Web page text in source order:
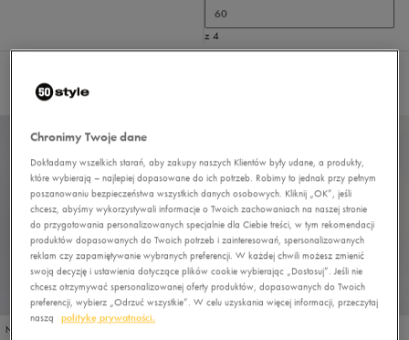
60
z 4
NEW BALANCE GW500V2
PROMO: DO -30%
OUTLET
Chronimy Twoje dane
Dokładamy wszelkich starań, aby zakupy naszych Klientów były udane, a produkty,
które wybierają – najlepiej dopasowane do ich potrzeb. Robimy to jednak przy pełnym
poszanowaniu bezpieczeństwa wszystkich danych osobowych. Kliknij „OK”, jeśli
chcesz, abyśmy wykorzystywali informacje o Twoich zachowaniach na naszej stronie
do przygotowania personalizowanych specjalnie dla Ciebie treści, w tym rekomendacji
produktów dopasowanych do Twoich potrzeb i zainteresowań, spersonalizowanych
reklam czy zapamiętywanie wybranych preferencji. W każdej chwili możesz zmienić
swoją decyzję i ustawienia dotyczące plików cookie wybierając „Dostosuj”. Jeśli nie
chcesz otrzymywać spersonalizowanej oferty produktów, dopasowanych do Twoich
preferencji, wybierz „Odrzuć wszystkie”. W celu uzyskania więcej informacji, przeczytaj
naszą
politykę prywatności.